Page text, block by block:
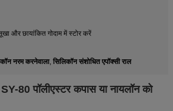
और छायांकित गोदाम में स्टोर करें
नरम करनेवाला, सिलिकॉन संशोधित एपॉक्सी राल
80 पॉलीएस्टर कपास या नायलॉन को